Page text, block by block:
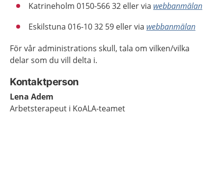
Katrineholm 0150-566 32 eller via webbanmälan
Eskilstuna 016-10 32 59 eller via webbanmälan
För vår administrations skull, tala om vilken/vilka
delar som du vill delta i.
Kontaktperson
Lena Adem
Arbetsterapeut i KoALA-teamet